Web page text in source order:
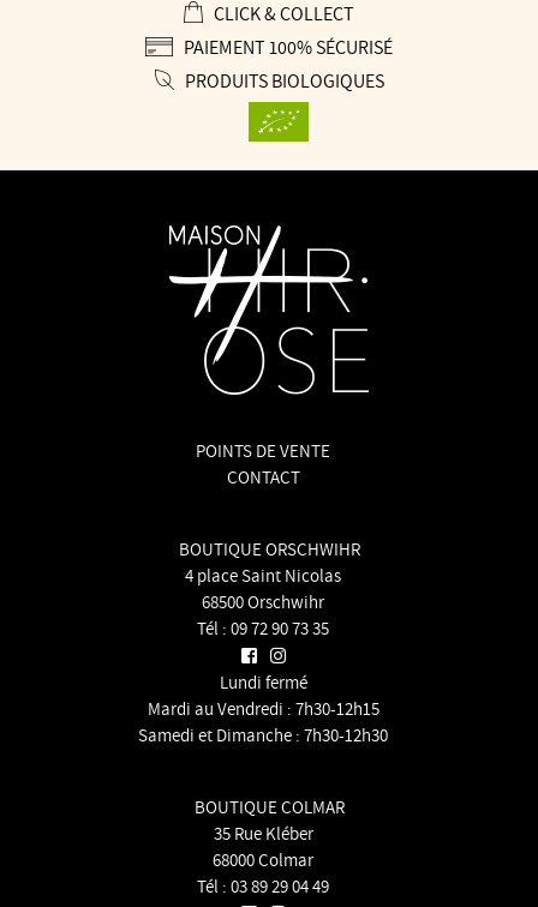
CLICK & COLLECT
PAIEMENT 100% SÉCURISÉ
PRODUITS BIOLOGIQUES
POINTS DE VENTE
CONTACT
BOUTIQUE ORSCHWIHR
4 place Saint Nicolas
68500 Orschwihr
Tél : 09 72 90 73 35
Lundi fermé
Mardi au Vendredi : 7h30-12h15
Samedi et Dimanche : 7h30-12h30
BOUTIQUE COLMAR
35 Rue Kléber
68000 Colmar
Tél : 03 89 29 04 49